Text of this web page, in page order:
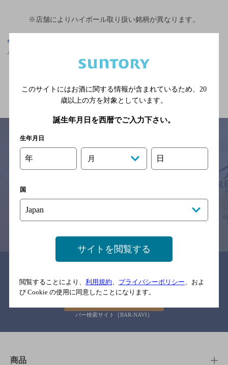
※店舗によりハイボール取り扱い銘柄が異なります。
小泉町駅(群馬県)周辺500mで大人のフンイキのお店
関連ページ
サイトマップ ご意見・ご感想 利用規約
念のためお店にご確認の上ご来店くださいますようお願い申し上げま
す。
バー検索サイト［BAR-NAVI］
商品
このサイトにはお酒に関する情報が含まれているため、 20
歳以上の方を対象としています。
誕生年月日を西暦でご入力下さい。
生年月日
年 月 日
国
サイトを閲覧する
閲覧することにより、 利用規約、 プライバシーポリシー、およ
び Cookie の使用に同意したことになります。